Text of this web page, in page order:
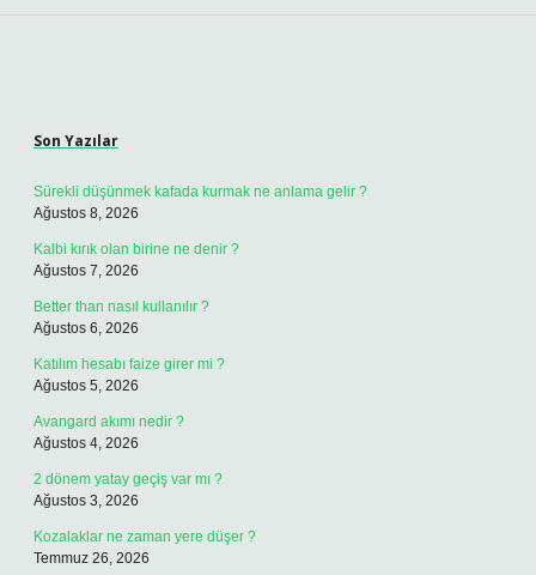
Son Yazılar
Sürekli düşünmek kafada kurmak ne anlama gelir ?
Ağustos 8, 2026
Kalbi kırık olan birine ne denir ?
Ağustos 7, 2026
Better than nasıl kullanılır ?
Ağustos 6, 2026
Katılım hesabı faize girer mi ?
Ağustos 5, 2026
Avangard akımı nedir ?
Ağustos 4, 2026
2 dönem yatay geçiş var mı ?
Ağustos 3, 2026
Kozalaklar ne zaman yere düşer ?
Temmuz 26, 2026